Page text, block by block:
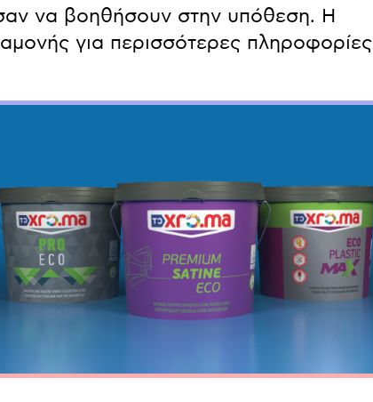
να βοηθήσουν στην υπόθεση. Η
για περισσότερες πληροφορίες